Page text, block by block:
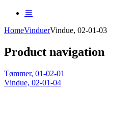
HomeVinduerVindue, 02-01-03
Product navigation
Tømmer, 01-02-01
Vindue, 02-01-04